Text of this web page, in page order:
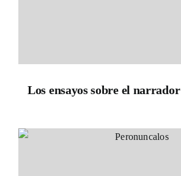
Los ensayos sobre el narrador